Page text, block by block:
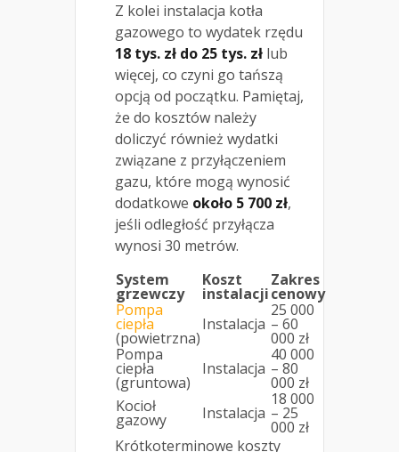
Z kolei instalacja kotła
gazowego to wydatek rzędu
18 tys. zł do 25 tys. zł lub
więcej, co czyni go tańszą
opcją od początku. Pamiętaj,
że do kosztów należy
doliczyć również wydatki
związane z przyłączeniem
gazu, które mogą wynosić
dodatkowe około 5 700 zł,
jeśli odległość przyłącza
wynosi 30 metrów.
System
grzewczy
Koszt
instalacji
Zakres
cenowy
Pompa
ciepła
(powietrzna)
Instalacja
25 000
– 60
000 zł
Pompa
ciepła
(gruntowa)
Instalacja
40 000
– 80
000 zł
Kocioł
gazowy Instalacja
18 000
– 25
000 zł
Krótkoterminowe koszty